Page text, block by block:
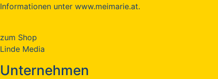
Informationen unter www.meimarie.at.
zum Shop
Linde Media
Unternehmen